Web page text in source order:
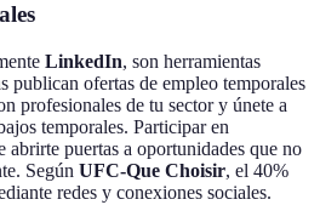
LinkedIn, son herramientas
publican ofertas de empleo temporales
profesionales de tu sector y únete a
temporales. Participar en
abrirte puertas a oportunidades que no
Según UFC-Que Choisir, el 40%
redes y conexiones sociales.